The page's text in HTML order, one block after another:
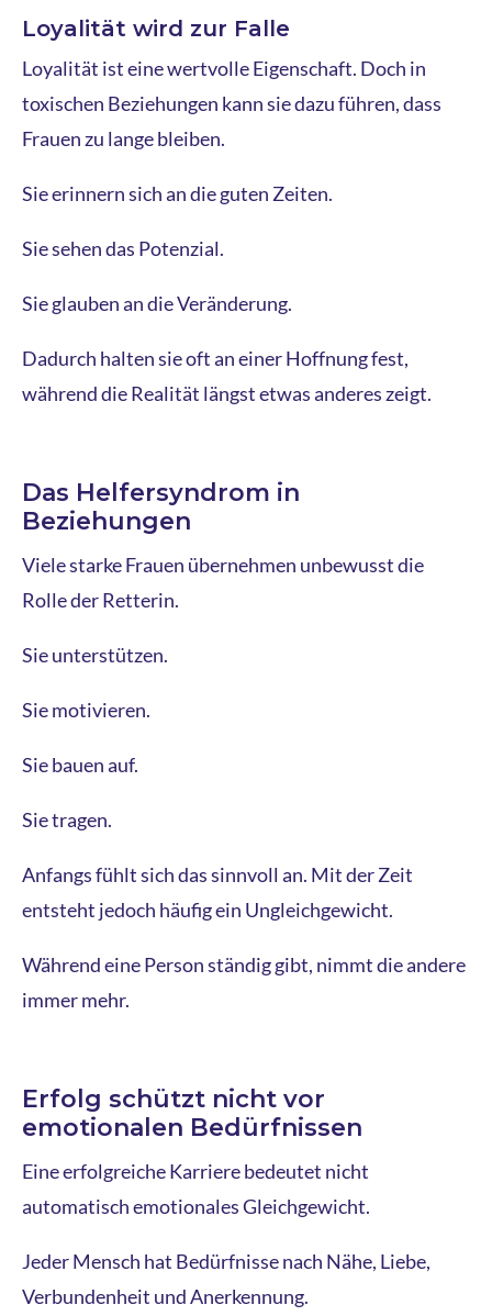
Loyalität wird zur Falle
Loyalität ist eine wertvolle Eigenschaft. Doch in
toxischen Beziehungen kann sie dazu führen, dass
Frauen zu lange bleiben.
Sie erinnern sich an die guten Zeiten.
Sie sehen das Potenzial.
Sie glauben an die Veränderung.
Dadurch halten sie oft an einer Hoffnung fest,
während die Realität längst etwas anderes zeigt.
Das Helfersyndrom in
Beziehungen
Viele starke Frauen übernehmen unbewusst die
Rolle der Retterin.
Sie unterstützen.
Sie motivieren.
Sie bauen auf.
Sie tragen.
Anfangs fühlt sich das sinnvoll an. Mit der Zeit
entsteht jedoch häufig ein Ungleichgewicht.
Während eine Person ständig gibt, nimmt die andere
immer mehr.
Erfolg schützt nicht vor
emotionalen Bedürfnissen
Eine erfolgreiche Karriere bedeutet nicht
automatisch emotionales Gleichgewicht.
Jeder Mensch hat Bedürfnisse nach Nähe, Liebe,
Verbundenheit und Anerkennung.